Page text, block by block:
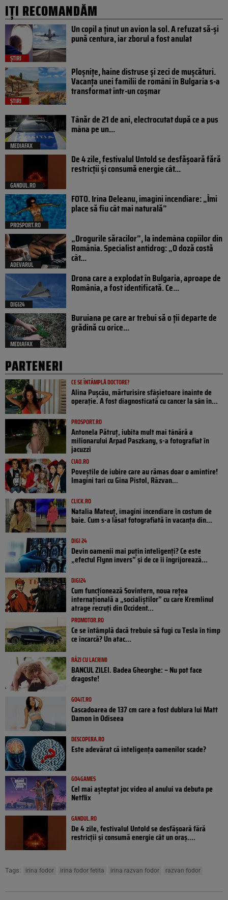
IȚI RECOMANDĂM
ȘTIRI
Un copil a ținut un avion la sol. A refuzat să-și
pună centura, iar zborul a fost anulat
ȘTIRI
Ploșnițe, haine distruse și zeci de mușcături.
Vacanța unei familii de români în Bulgaria s-a
transformat într-un coșmar
MEDIAFAX
Tânăr de 21 de ani, electrocutat după ce a pus
mâna pe un...
GANDUL.RO
De 4 zile, festivalul Untold se desfășoară fără
restricții și consumă energie cât...
PROSPORT.RO
FOTO. Irina Deleanu, imagini incendiare: „Îmi
place să fiu cât mai naturală”
ADEVARUL
„Drogurile săracilor”, la îndemâna copiilor din
România. Specialist antidrog: „O doză costă
cât...
DIGI24
Drona care a explodat în Bulgaria, aproape de
România, a fost identificată. Ce...
MEDIAFAX
Buruiana pe care ar trebui să o ții departe de
grădină cu orice...
PARTENERI
CE SE ÎNTÂMPLĂ DOCTORE?
Alina Pușcău, mărturisire sfâșietoare înainte de
operație. A fost diagnosticată cu cancer la sân în...
PROSPORT.RO
Antonela Pătruț, iubita mult mai tânără a
milionarului Arpad Paszkany, s-a fotografiat în
jacuzzi
CIAO.RO
Poveştile de iubire care au rămas doar o amintire!
Imagini tari cu Gina Pistol, Răzvan...
CLICK.RO
Natalia Mateuț, imagini incendiare în costum de
baie. Cum s-a lăsat fotografiată în vacanța din...
DIGI 24
Devin oamenii mai puțin inteligenți? Ce este
„efectul Flynn invers” și de ce îi îngrijorează...
DIGI24
Cum funcționează Sovintern, noua rețea
internațională a „socialiștilor” cu care Kremlinul
atrage recruți din Occident...
PROMOTOR.RO
Ce se întâmplă dacă trebuie să fugi cu Tesla în timp
ce încarcă? Un atac...
RÂZI CU LACRIMI
BANCUL ZILEI. Badea Gheorghe: – Nu pot face
dragoste!
GO4IT.RO
Cascadoarea de 137 cm care a fost dublura lui Matt
Damon în Odiseea
DESCOPERA.RO
Este adevărat că inteligența oamenilor scade?
GO4GAMES
Cel mai așteptat joc video al anului va debuta pe
Netflix
GANDUL.RO
De 4 zile, festivalul Untold se desfășoară fără
restricții și consumă energie cât un oraș....
Tags: irina fodor irina fodor fetita irina razvan fodor razvan fodor